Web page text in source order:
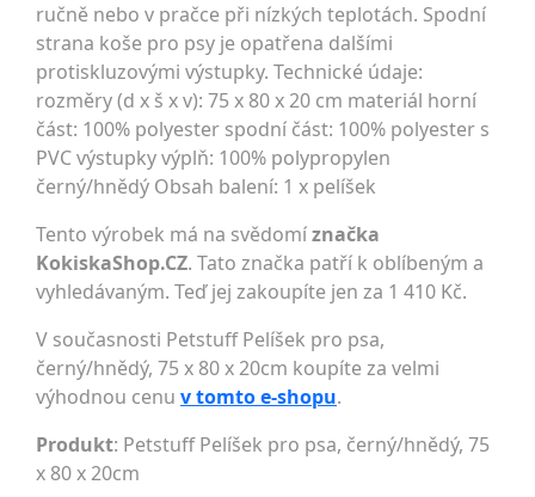
ručně nebo v pračce při nízkých teplotách. Spodní
strana koše pro psy je opatřena dalšími
protiskluzovými výstupky. Technické údaje:
rozměry (d x š x v): 75 x 80 x 20 cm materiál horní
část: 100% polyester spodní část: 100% polyester s
PVC výstupky výplň: 100% polypropylen
černý/hnědý Obsah balení: 1 x pelíšek
Tento výrobek má na svědomíznačka
KokiskaShop.CZ. Tato značka patří k oblíbeným a
vyhledávaným. Teď jej zakoupíte jen za 1 410 Kč.
V současnosti Petstuff Pelíšek pro psa,
černý/hnědý, 75 x 80 x 20cm koupíte za velmi
výhodnou cenu v tomto e-shopu.
Produkt: Petstuff Pelíšek pro psa, černý/hnědý, 75
x 80 x 20cm